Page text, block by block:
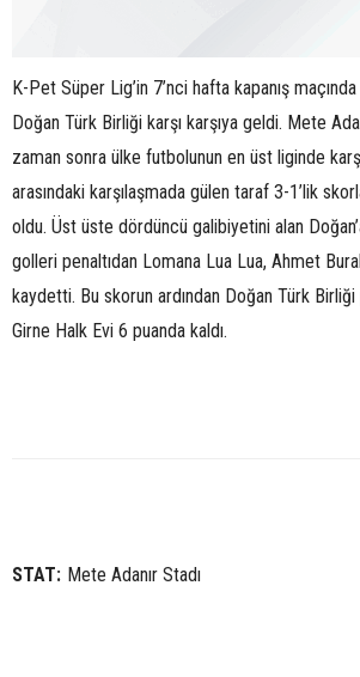
K-Pet Süper Lig’in 7’nci hafta kapanış
Doğan Türk Birliği karşı karşıya geldi. Mete
zaman sonra ülke futbolunun en üst liginde
arasındaki karşılaşmada gülen taraf 3-1’lik
oldu. Üst üste dördüncü galibiyetini alan
golleri penaltıdan Lomana Lua Lua, Ahmet
kaydetti. Bu skorun ardından Doğan Türk Birliği
Girne Halk Evi 6 puanda kaldı.
STAT: Mete Adanır Stadı